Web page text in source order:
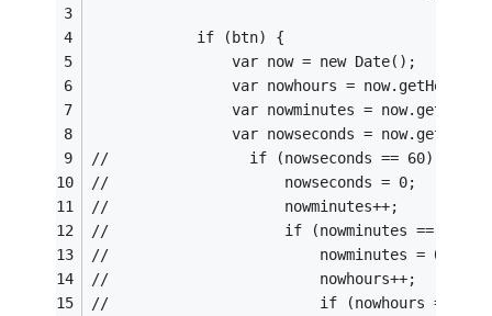
            if (btn) {
                var now = new Date();
var nowhours =
var nowminutes =
var nowseconds =
//                if (nowseconds == 60) {
//                    nowseconds = 0;
//                    nowminutes++;
//                    if (nowminutes == 60) {
//                        nowminutes = 0;
//                        nowhours++;
//                        if (nowhours == 24)